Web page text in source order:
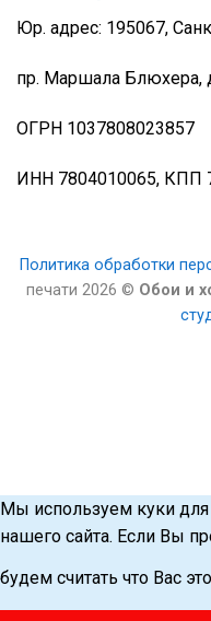
Юр. адрес: 195067,
пр. Маршала Блюхера,
ОГРН 1037808023857
ИНН 7804010065, КПП
Политика обработки
печати 2026 © Обои и
Мы используем куки
нашего сайта. Если Вы
будем считать что Вас